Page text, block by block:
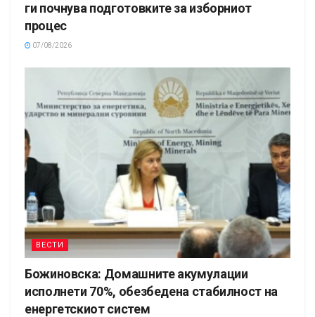
ги почнува подготовките за изборниот
процес
07/08/2026
ВЕСТИ
Божиновска: Домашните акумулации
исполнети 70%, обезбедена стабилност на
енергетскиот систем